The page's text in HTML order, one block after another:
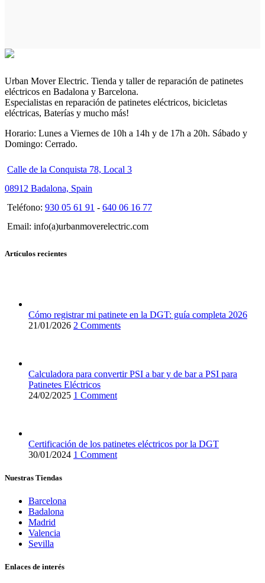
Urban Mover Electric. Tienda y taller de reparación de patinetes
eléctricos en Badalona y Barcelona.
Especialistas en reparación de patinetes eléctricos, bicicletas
eléctricas, Baterías y mucho más!
Horario: Lunes a Viernes de 10h a 14h y de 17h a 20h. Sábado y
Domingo: Cerrado.
Calle de la Conquista 78, Local 3
08912 Badalona, Spain
Teléfono: 930 05 61 91 - 640 06 16 77
Email: info(a)urbanmoverelectric.com
Artículos recientes
Cómo registrar mi patinete en la DGT: guía completa 2026
21/01/2026 2 Comments
Calculadora para convertir PSI a bar y de bar a PSI para
Patinetes Eléctricos
24/02/2025 1 Comment
Certificación de los patinetes eléctricos por la DGT
30/01/2024 1 Comment
Nuestras Tiendas
Barcelona
Badalona
Madrid
Valencia
Sevilla
Enlaces de interés